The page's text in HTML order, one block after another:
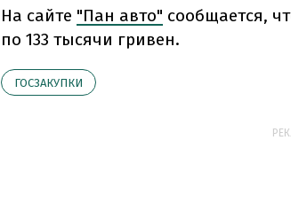
На сайте "Пан авто" сообщается,
по 133 тысячи гривен.
ГОСЗАКУПКИ